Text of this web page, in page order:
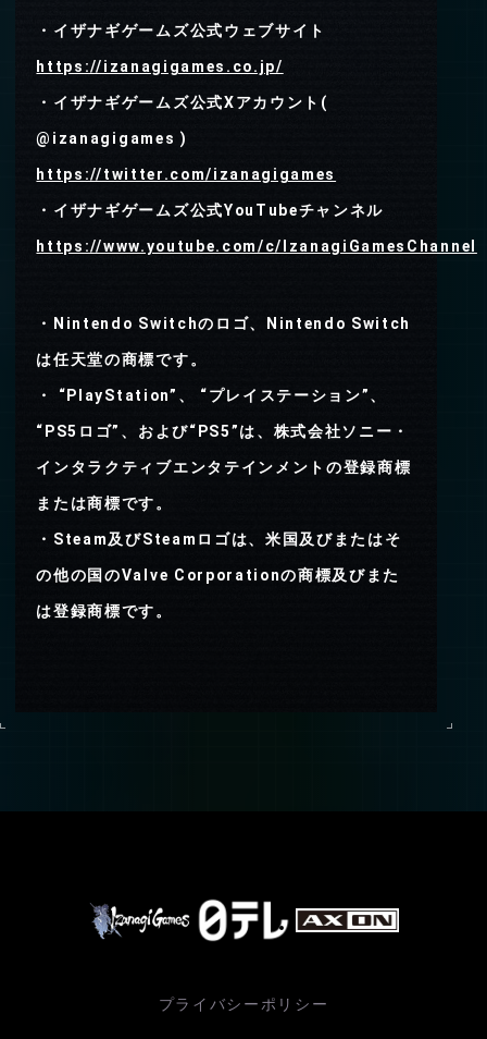
・イザナギゲームズ公式ウェブサイト
https://izanagigames.co.jp/
・イザナギゲームズ公式Xアカウント(
@izanagigames )
https://twitter.com/izanagigames
・イザナギゲームズ公式YouTubeチャンネル
https://www.youtube.com/c/IzanagiGamesChannel
・Nintendo Switchのロゴ、Nintendo Switch
は任天堂の商標です。
・ “PlayStation”、 “プレイステーション”、
“PS5ロゴ”、および“PS5”は、株式会社ソニー・
インタラクティブエンタテインメントの登録商標
または商標です。
・Steam及びSteamロゴは、米国及びまたはそ
の他の国のValve Corporationの商標及びまた
は登録商標です。
プライバシーポリシー